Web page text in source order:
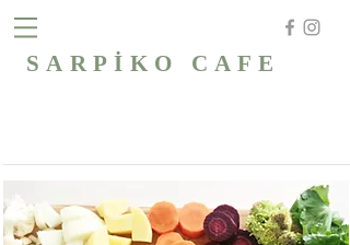
SARPİKO CAFE